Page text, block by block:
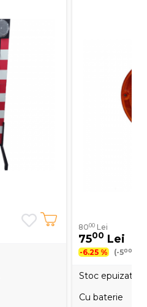
8000Lei
7500 Lei
-6.25 % (-500
Stoc epuizat
Cu baterie